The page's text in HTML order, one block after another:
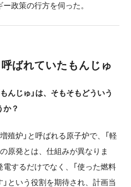
政策の行方を伺った。
ばれていたもんじゅ
んじゅ」は、そもそもどういう
か？
炉」と呼ばれる原子炉で、「軽
原発とは、仕組みが異なりま
するだけでなく、「使った燃料
という役割を期待され、計画当